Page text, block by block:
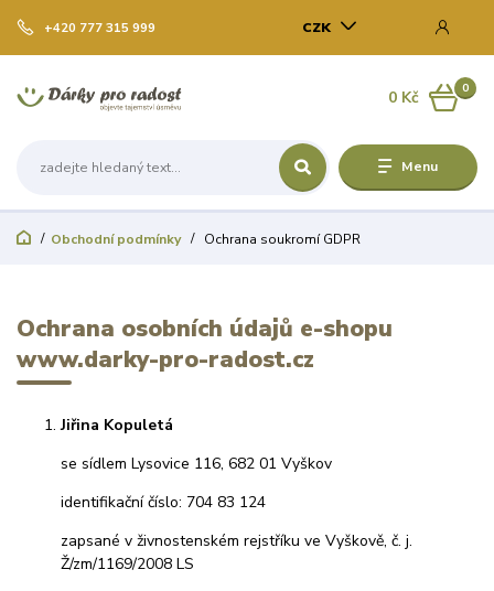
Menu
CZK
+420 777 315 999
0
0 Kč
Obchodní podmínky Ochrana soukromí GDPR
Ochrana osobních údajů e-shopu
www.darky-pro-radost.cz
Jiřina Kopuletá
se sídlem Lysovice 116, 682 01 Vyškov
identifikační číslo: 704 83 124
zapsané v živnostenském rejstříku ve Vyškově, č. j.
Ž/zm/1169/2008 LS